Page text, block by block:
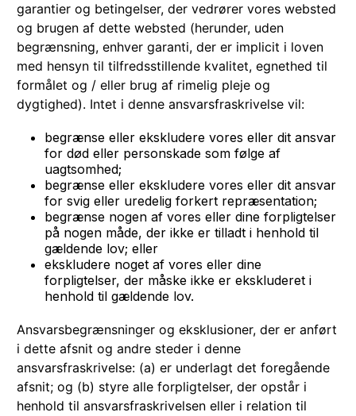
garantier og betingelser, der vedrører vores websted
og brugen af ​​dette websted (herunder, uden
begrænsning, enhver garanti, der er implicit i loven
med hensyn til tilfredsstillende kvalitet, egnethed til
formålet og / eller brug af rimelig pleje og
dygtighed). Intet i denne ansvarsfraskrivelse vil:
begrænse eller ekskludere vores eller dit ansvar
for død eller personskade som følge af
uagtsomhed;
begrænse eller ekskludere vores eller dit ansvar
for svig eller uredelig forkert repræsentation;
begrænse nogen af ​​vores eller dine forpligtelser
på nogen måde, der ikke er tilladt i henhold til
gældende lov; eller
ekskludere noget af vores eller dine
forpligtelser, der måske ikke er ekskluderet i
henhold til gældende lov.
Ansvarsbegrænsninger og eksklusioner, der er anført
i dette afsnit og andre steder i denne
ansvarsfraskrivelse: (a) er underlagt det foregående
afsnit; og (b) styre alle forpligtelser, der opstår i
henhold til ansvarsfraskrivelsen eller i relation til